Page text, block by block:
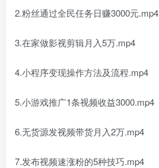
2.粉丝通过全民任务日赚3000元.mp4
3.在家做影视剪辑月入5万.mp4
4.小程序变现操作方法及流程.mp4
5.小游戏推广1条视频收益3000.mp4
6.无货源发视频带货月入2万.mp4
7.发布视频速涨粉的5种技巧.mp4